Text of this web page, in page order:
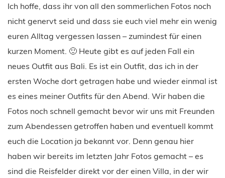
Ich hoffe, dass ihr von all den sommerlichen Fotos noch
nicht genervt seid und dass sie euch viel mehr ein wenig
euren Alltag vergessen lassen – zumindest für einen
kurzen Moment. 🙂 Heute gibt es auf jeden Fall ein
neues Outfit aus Bali. Es ist ein Outfit, das ich in der
ersten Woche dort getragen habe und wieder einmal ist
es eines meiner Outfits für den Abend. Wir haben die
Fotos noch schnell gemacht bevor wir uns mit Freunden
zum Abendessen getroffen haben und eventuell kommt
euch die Location ja bekannt vor. Denn genau hier
haben wir bereits im letzten Jahr Fotos gemacht – es
sind die Reisfelder direkt vor der einen Villa, in der wir